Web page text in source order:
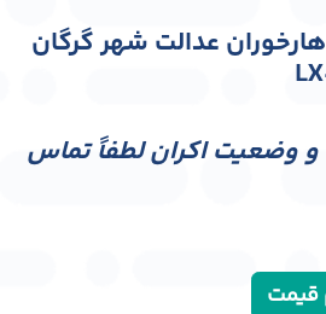
عدالت شهر گرگان
و وضعیت اکران لطفاً تماس
قیمت